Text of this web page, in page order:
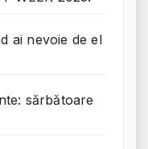
ai nevoie de el
sărbătoare